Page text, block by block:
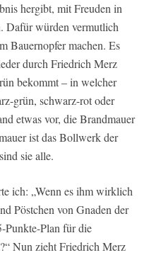
hergibt, mit Freuden in
Dafür würden vermutlich
Bauernopfer machen. Es
durch Friedrich Merz
bekommt – in welcher
grün, schwarz-rot oder
etwas vor, die Brandmauer
ist das Bollwerk der
sie alle.
ich: „Wenn es ihm wirklich
Pöstchen von Gnaden der
Punkte-Plan für die
Nun zieht Friedrich Merz